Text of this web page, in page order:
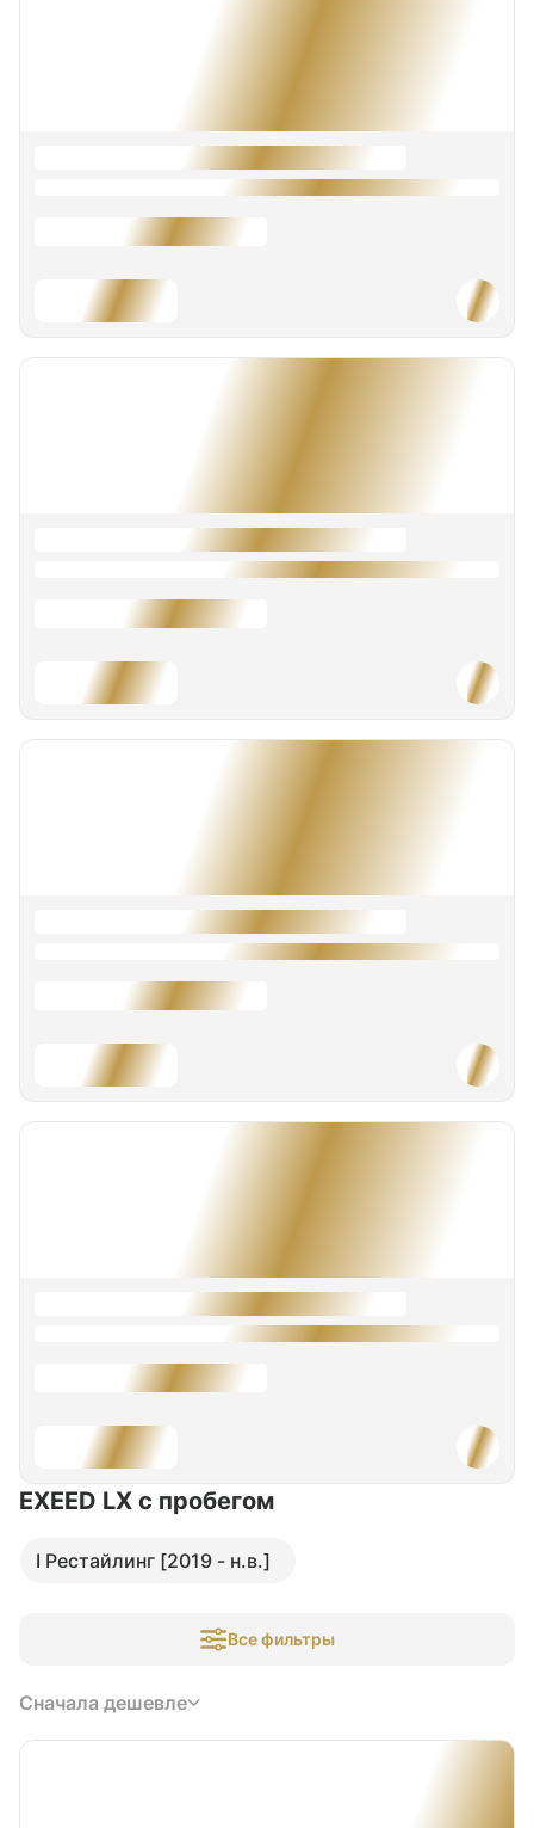
EXEED LX с пробегом
I Рестайлинг [2019 - н.в.]
Все фильтры
Сначала дешевле